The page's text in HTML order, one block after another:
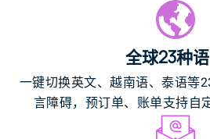
全球23种
一键切换英文、越南语、泰语等
言障碍，预订单、账单支持自